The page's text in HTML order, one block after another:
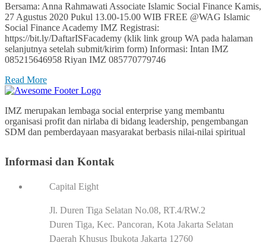
Bersama: Anna Rahmawati Associate Islamic Social Finance Kamis,
27 Agustus 2020 Pukul 13.00-15.00 WIB FREE @WAG Islamic
Social Finance Academy IMZ Registrasi:
https://bit.ly/DaftarISFacademy (klik link group WA pada halaman
selanjutnya setelah submit/kirim form) Informasi: Intan IMZ
085215646958 Riyan IMZ 085770779746
Read More
IMZ merupakan lembaga social enterprise yang membantu
organisasi profit dan nirlaba di bidang leadership, pengembangan
SDM dan pemberdayaan masyarakat berbasis nilai-nilai spiritual
Informasi dan Kontak
Capital Eight
Jl. Duren Tiga Selatan No.08, RT.4/RW.2
Duren Tiga, Kec. Pancoran, Kota Jakarta Selatan
Daerah Khusus Ibukota Jakarta 12760